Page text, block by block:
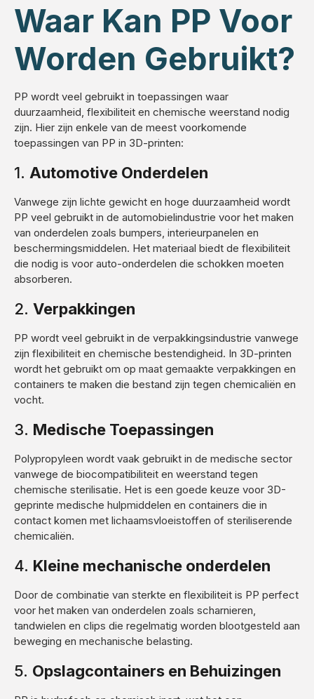
Waar Kan PP Voor
Worden Gebruikt?
PP wordt veel gebruikt in toepassingen waar
duurzaamheid, flexibiliteit en chemische weerstand nodig
zijn. Hier zijn enkele van de meest voorkomende
toepassingen van PP in 3D-printen:
1. Automotive Onderdelen
Vanwege zijn lichte gewicht en hoge duurzaamheid wordt
PP veel gebruikt in de automobielindustrie voor het maken
van onderdelen zoals bumpers, interieurpanelen en
beschermingsmiddelen. Het materiaal biedt de flexibiliteit
die nodig is voor auto-onderdelen die schokken moeten
absorberen.
2. Verpakkingen
PP wordt veel gebruikt in de verpakkingsindustrie vanwege
zijn flexibiliteit en chemische bestendigheid. In 3D-printen
wordt het gebruikt om op maat gemaakte verpakkingen en
containers te maken die bestand zijn tegen chemicaliën en
vocht.
3. Medische Toepassingen
Polypropyleen wordt vaak gebruikt in de medische sector
vanwege de biocompatibiliteit en weerstand tegen
chemische sterilisatie. Het is een goede keuze voor 3D-
geprinte medische hulpmiddelen en containers die in
contact komen met lichaamsvloeistoffen of steriliserende
chemicaliën.
4. Kleine mechanische onderdelen
Door de combinatie van sterkte en flexibiliteit is PP perfect
voor het maken van onderdelen zoals scharnieren,
tandwielen en clips die regelmatig worden blootgesteld aan
beweging en mechanische belasting.
5. Opslagcontainers en Behuizingen